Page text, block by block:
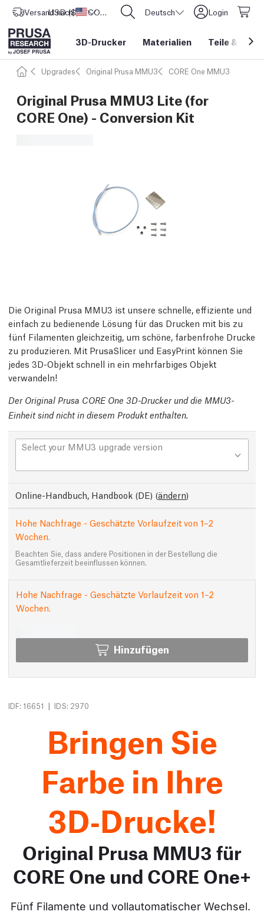
Versand nach Vereinigte Staaten
USD ($) CORE One L: Jetzt auf Lager! Deutsch Login
3D-Drucker Materialien Teile &
Upgrades Original Prusa MMU3 CORE One MMU3
Original Prusa MMU3 Lite (for
CORE One) - Conversion Kit
Die Original Prusa MMU3 ist unsere schnelle, effiziente und
einfach zu bedienende Lösung für das Drucken mit bis zu
fünf Filamenten gleichzeitig, um schöne, farbenfrohe Drucke
zu produzieren. Mit PrusaSlicer und EasyPrint können Sie
jedes 3D-Objekt schnell in ein mehrfarbiges Objekt
verwandeln!
Der Original Prusa CORE One 3D-Drucker und die MMU3-
Einheit sind nicht in diesem Produkt enthalten.
Select your MMU3 upgrade version
Online-Handbuch, Handbook (DE) (ändern)
Hohe Nachfrage - Geschätzte Vorlaufzeit von 1–2
Wochen.
Beachten Sie, dass andere Positionen in der Bestellung die
Gesamtlieferzeit beeinflussen können.
Hohe Nachfrage - Geschätzte Vorlaufzeit von 1–2
Wochen.
Hinzufügen
IDF: 16651 | IDS: 2970
Bringen Sie
Farbe in Ihre
3D‑Drucke!
Original Prusa MMU3 für
CORE One und CORE One+
Fünf Filamente und vollautomatischer Wechsel.